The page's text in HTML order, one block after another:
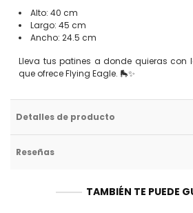
Alto: 40 cm
Largo: 45 cm
Ancho: 24.5 cm
Lleva tus patines a donde quieras
que ofrece Flying Eagle. 🛼✨
Detalles de producto
Reseñas
TAMBIÉN TE PUEDE